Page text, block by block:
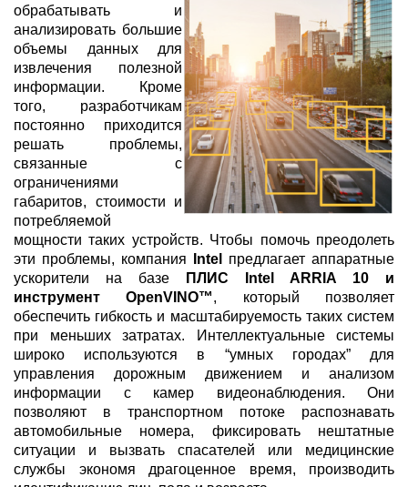
обрабатывать и
анализировать большие
объемы данных для
извлечения полезной
информации. Кроме
того, разработчикам
постоянно приходится
решать проблемы,
связанные с
ограничениями
габаритов, стоимости и
потребляемой
мощности таких устройств. Чтобы помочь преодолеть
эти проблемы, компания
Intel
предлагает аппаратные
ускорители на базе
ПЛИС Intel ARRIA 10 и
инструмент OpenVINO™, который позволяет
обеспечить гибкость и масштабируемость таких систем
при меньших затратах. Интеллектуальные системы
широко используются в “умных городах” для
управления дорожным движением и анализом
информации с камер видеонаблюдения. Они
позволяют в транспортном потоке распознавать
автомобильные номера, фиксировать нештатные
ситуации и вызвать спасателей или медицинские
службы экономя драгоценное время, производить